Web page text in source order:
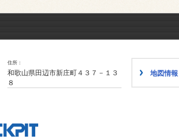
住所
和歌山県田辺市新庄町４３７－１３
８
地図情報